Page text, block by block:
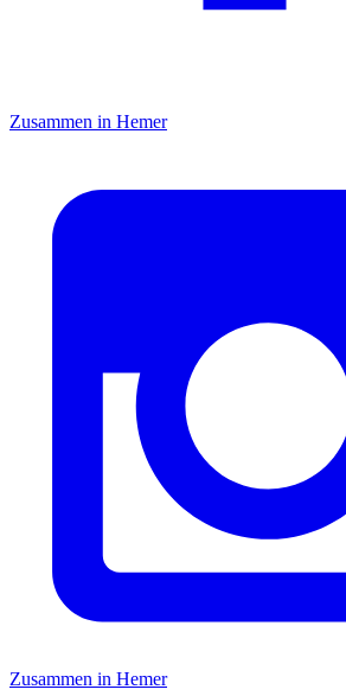
Zusammen in Hemer
Zusammen in Hemer